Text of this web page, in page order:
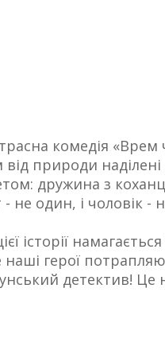
комедія
природи
дружина з
не один, і чоловік -
історії
наші герої
детектив! Це